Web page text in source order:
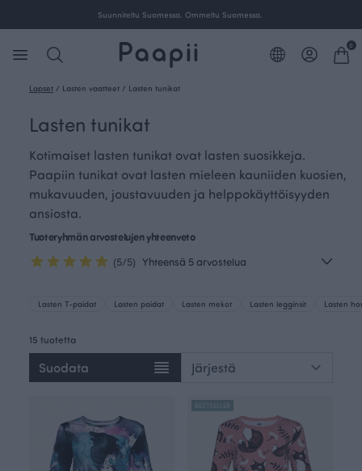
Suunniteltu Suomessa. Ommeltu Suomessa.
0
Lapset / Lasten vaatteet / Lasten tunikat
Lasten tunikat
Kotimaiset lasten tunikat ovat lasten suosikkeja.
Paapiin tunikat ovat lasten mieleen kauniiden kuosien,
mukavuuden, joustavuuden ja helppokäyttöisyyden
ansiosta.
Tuoteryhmän arvostelujen yhteenveto
(5/5) Yhteensä 5 arvostelua
Lasten T-paidat Lasten paidat Lasten mekot Lasten legginsit Lasten
15 tuotetta
Suodata
BESTSELLER